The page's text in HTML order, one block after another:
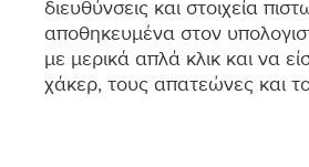
διευθύνσεις και στοιχεία
αποθηκευμένα στον
με μερικά απλά κλικ και να
χάκερ, τους απατεώνες και